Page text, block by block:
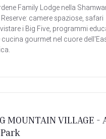
Family Lodge nella
camere spaziose, safari
i Big Five, programmi
cucina gourmet nel cuore
MOUNTAIN VILLAGE -